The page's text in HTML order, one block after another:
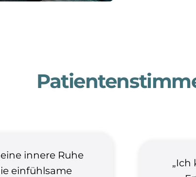
innere Ruhe
einfühlsame
„Ich